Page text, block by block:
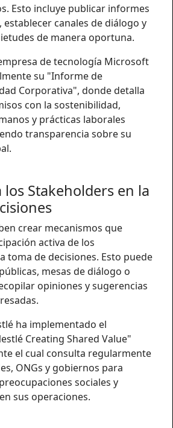
Esto incluye publicar informes
canales de diálogo y
de manera oportuna.
de tecnología Microsoft
su "Informe de
Corporativa", donde detalla
con la sostenibilidad,
y prácticas laborales
transparencia sobre su
Stakeholders en la
crear mecanismos que
activa de los
toma de decisiones. Esto puede
mesas de diálogo o
opiniones y sugerencias
ha implementado el
Creating Shared Value"
el cual consulta regularmente
ONGs y gobiernos para
sociales y
sus operaciones.